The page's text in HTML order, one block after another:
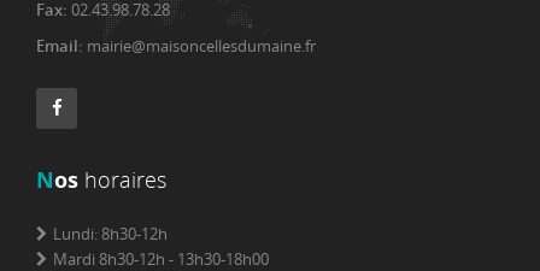
Fax: 02.43.98.78.28
Email: mairie@maisoncellesdumaine.fr
Nos horaires
Lundi: 8h30-12h
Mardi 8h30-12h - 13h30-18h00